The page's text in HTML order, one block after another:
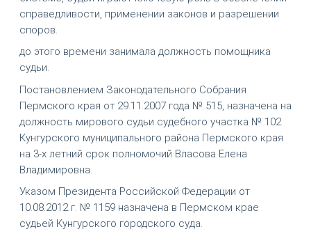
справедливости, применении законов и разрешении
споров.
до этого времени занимала должность помощника
судьи.
Постановлением Законодательного Собрания
Пермского края от 29.11.2007 года № 515, назначена на
должность мирового судьи судебного участка № 102
Кунгурского муниципального района Пермского края
на 3-х летний срок полномочий Власова Елена
Владимировна.
Указом Президента Российской Федерации от
10.08.2012 г. № 1159 назначена в Пермском крае
судьей Кунгурского городского суда.